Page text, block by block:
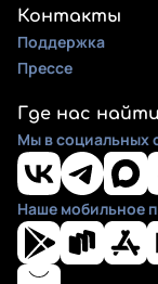
Контакты
Поддержка
Прессе
Где нас найти
Мы в социальных
Наше мобильное